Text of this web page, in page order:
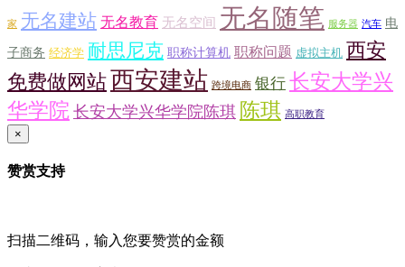
家 无名建站 无名教育 无名空间 无名随笔 服务器 汽车 电
子商务 经济学 耐思尼克 职称计算机 职称问题 虚拟主机 西安
免费做网站西安建站 跨境电商 银行 长安大学兴
华学院 长安大学兴华学院陈琪 陈琪 高职教育
×
赞赏支持
扫描二维码，输入您要赞赏的金额